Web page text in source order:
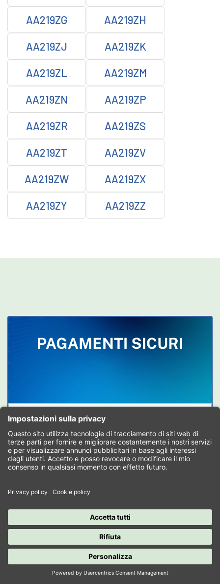
AA219ZG AA219ZH
AA219ZJ AA219ZK
AA219ZL AA219ZM
AA219ZN AA219ZP
AA219ZR AA219ZS
AA219ZT AA219ZV
AA219ZW AA219ZX
AA219ZY AA219ZZ